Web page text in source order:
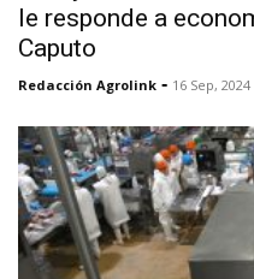
le responde a
Caputo
Redacción Agrolink - 16 Sep, 2024